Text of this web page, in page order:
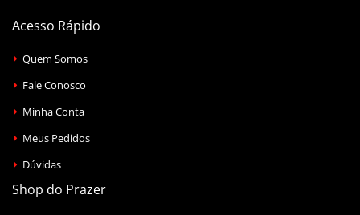
Acesso Rápido
Quem Somos
Fale Conosco
Minha Conta
Meus Pedidos
Dúvidas
Shop do Prazer